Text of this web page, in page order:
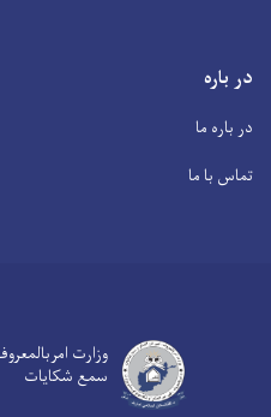
در باره
در باره ما
تماس با ما
وزارت
سمع شکایات